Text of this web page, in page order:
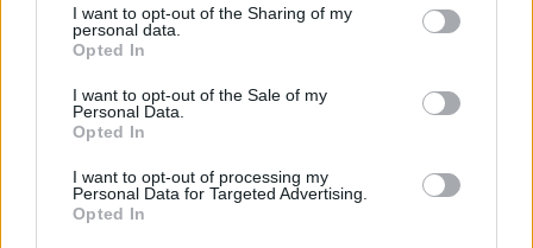
I want to opt-out of the Sharing of my
personal data.
Opted In
I want to opt-out of the Sale of my
Personal Data.
Opted In
I want to opt-out of processing my
Personal Data for Targeted Advertising.
Opted In
Télécharger le fichier la loi 06-99
relative a la liberté des prix et la
conccurence .pdf